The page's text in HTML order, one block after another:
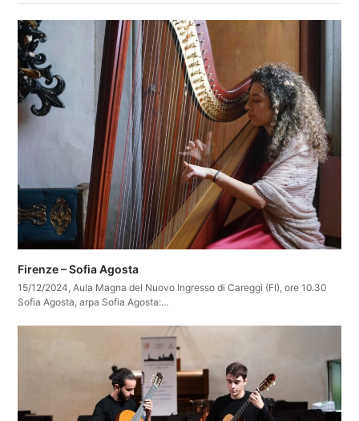
Firenze – Sofia Agosta
15/12/2024, Aula Magna del Nuovo Ingresso di Careggi (FI), ore 10.30
Sofia Agosta, arpa Sofia Agosta:…